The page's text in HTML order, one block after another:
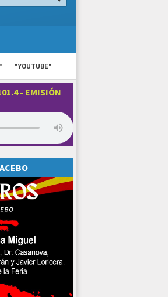
"YOUTUBE"
- EMISIÓN